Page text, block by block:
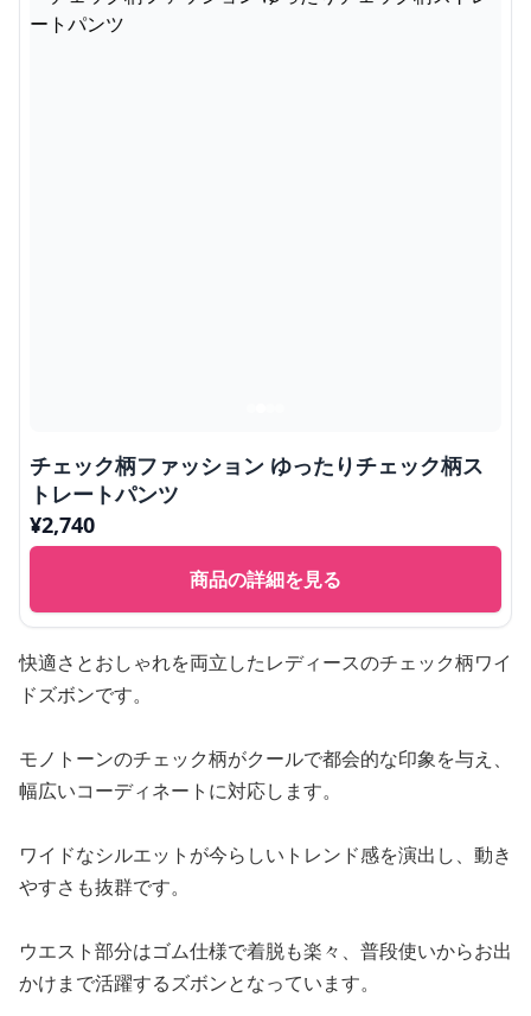
チェック柄ファッション ゆったりチェック柄ス
トレートパンツ
¥2,740
商品の詳細を見る
快適さとおしゃれを両立したレディースのチェック柄ワイ
ドズボンです。
モノトーンのチェック柄がクールで都会的な印象を与え、
幅広いコーディネートに対応します。
ワイドなシルエットが今らしいトレンド感を演出し、動き
やすさも抜群です。
ウエスト部分はゴム仕様で着脱も楽々、普段使いからお出
かけまで活躍するズボンとなっています。